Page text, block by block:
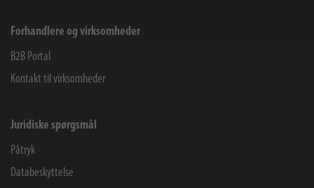
Forhandlere og virksomheder
B2B Portal
Kontakt til virksomheder
Juridiske spørgsmål
Påtryk
Databeskyttelse